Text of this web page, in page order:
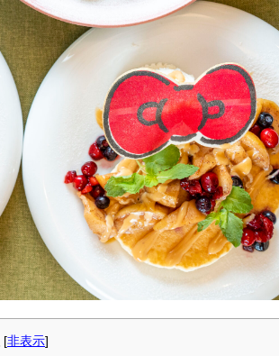
[非表示]